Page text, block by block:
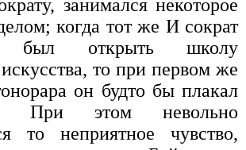
занимался некоторое
когда тот же И сократ
был открыть школу
искусства, то при первом же
он будто бы плакал
При этом невольно
то неприятное чув­ство,